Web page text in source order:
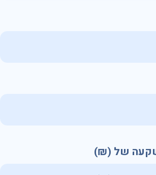
של (₪)